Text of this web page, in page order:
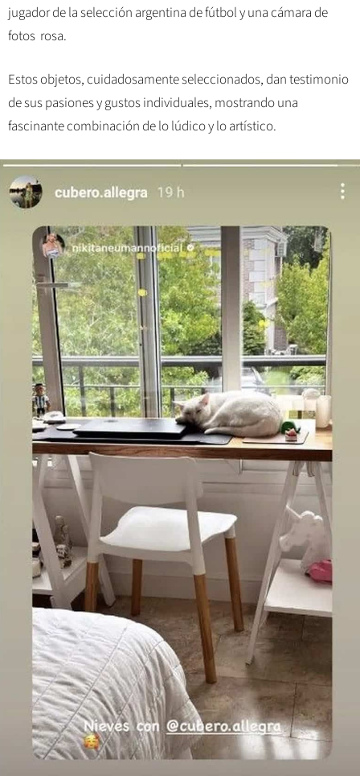
jugador de la selección argentina de fútbol y una cámara de
fotos rosa.
Estos objetos, cuidadosamente seleccionados, dan testimonio
de sus pasiones y gustos individuales, mostrando una
fascinante combinación de lo lúdico y lo artístico.